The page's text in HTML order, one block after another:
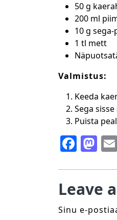
50 g
200 ml
10 g
1 tl mett
Valmistus:
Keeda
Sega
Puista
F
c
e
b
M
st
o
d
Leave
Sinu e-